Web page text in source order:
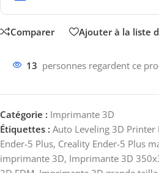
Comparer Ajouter à la liste
13 personnes regardent ce
Catégorie : Imprimante 3D
Étiquettes : Auto Leveling 3D Printer
Ender-5 Plus, Creality Ender-5 Plus
imprimante 3D, Imprimante 3D